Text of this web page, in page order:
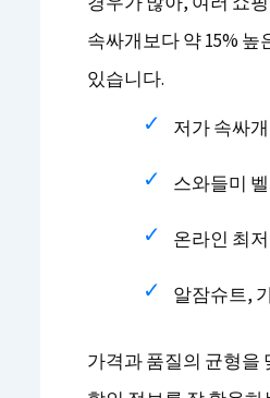
속싸개보다 약 15%
있습니다.
저가 속싸
스와들미
온라인 최
알잠슈트,
가격과 품질의 균형을